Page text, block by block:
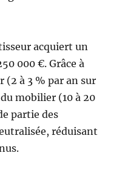
acquiert un
000 €. Grâce à
à 3 % par an sur
mobilier (10 à 20
partie des
réduisant